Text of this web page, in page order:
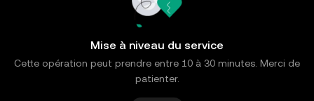
Mise à niveau du service
Cette opération peut prendre entre 10 à 30 minutes. Merci de
patienter.